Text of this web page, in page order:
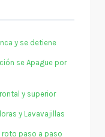
y se detiene
se Apague por
y superior
y Lavavajillas
roto paso a paso